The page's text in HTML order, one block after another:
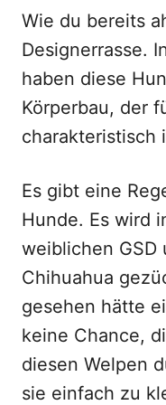
Wie du bereits
Designerrasse.
haben diese
Körperbau, der
charakteristisch
Es gibt eine
Hunde. Es wird
weiblichen GSD
Chihuahua
gesehen hätte
keine Chance,
diesen Welpen
sie einfach zu